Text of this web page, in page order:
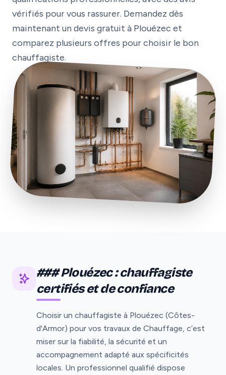
vérifiés pour vous rassurer. Demandez dès
maintenant un devis gratuit à Plouézec et
comparez plusieurs offres pour choisir le bon
chauffagiste.
### Plouézec : chauffagiste
certifiés et de confiance
Choisir un chauffagiste à Plouézec (Côtes-
d'Armor) pour vos travaux de Chauffage, c’est
miser sur la fiabilité, la sécurité et un
accompagnement adapté aux spécificités
locales. Un professionnel qualifié dispose